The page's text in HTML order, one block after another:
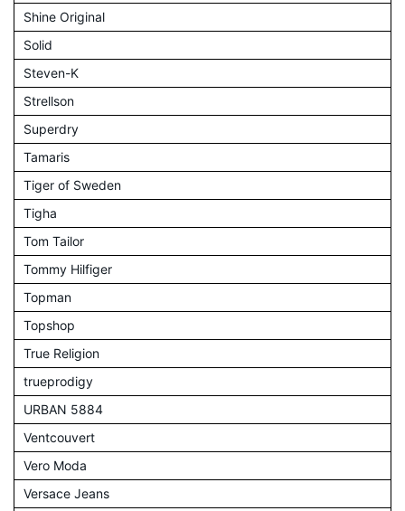
Shine Original
Solid
Steven-K
Strellson
Superdry
Tamaris
Tiger of Sweden
Tigha
Tom Tailor
Tommy Hilfiger
Topman
Topshop
True Religion
trueprodigy
URBAN 5884
Ventcouvert
Vero Moda
Versace Jeans